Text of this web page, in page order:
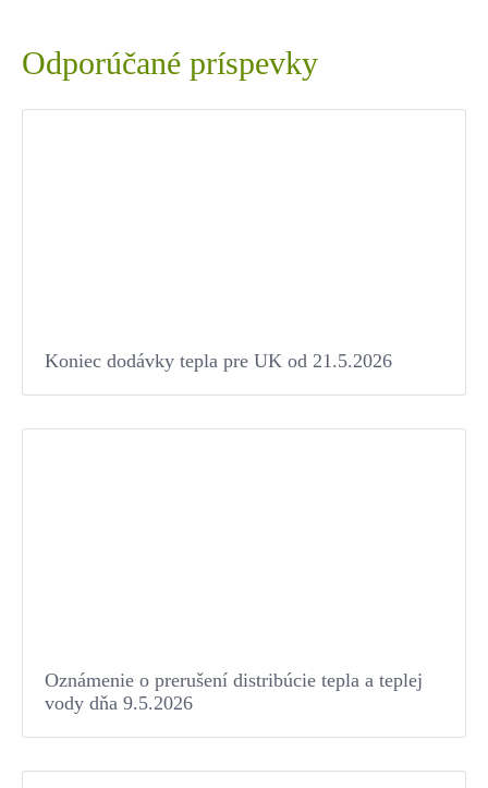
Odporúčané príspevky
Koniec dodávky tepla pre UK od 21.5.2026
Oznámenie o prerušení distribúcie tepla a teplej
vody dňa 9.5.2026